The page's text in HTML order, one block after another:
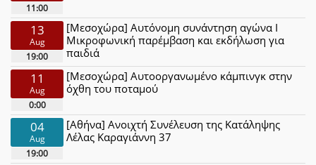
11:00
13
Aug
19:00
[Μεσοχώρα] Αυτόνομη συνάντηση αγώνα Ι
Μικροφωνική παρέμβαση και εκδήλωση για
παιδιά
11
Aug
0:00
[Μεσοχώρα] Αυτοοργανωμένο κάμπινγκ στην
όχθη του ποταμού
04
Aug
19:00
[Αθήνα] Ανοιχτή Συνέλευση της Κατάληψης
Λέλας Καραγιάννη 37